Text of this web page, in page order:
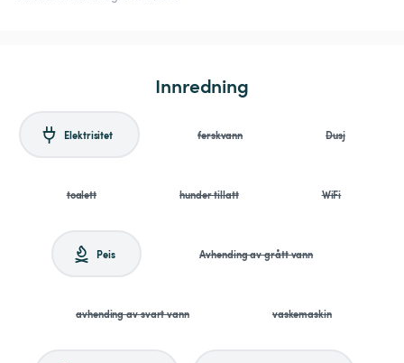
Innredning
Elektrisitet ferskvann Dusj
toalett hunder tillatt WiFi
Peis Avhending av grått vann
avhending av svart vann vaskemaskin